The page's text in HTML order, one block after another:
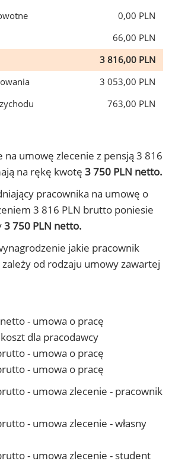
0,00 PLN
66,00 PLN
3 816,00 PLN
3 053,00 PLN
763,00 PLN
na umowę zlecenie z pensją 3 816
na rękę kwotę 3 750 PLN netto.
pracownika na umowę o
3 816 PLN brutto poniesie
3 750 PLN netto.
jakie pracownik
od rodzaju umowy zawartej
- umowa o pracę
dla pracodawcy
- umowa o pracę
- umowa o pracę
- umowa zlecenie - pracownik
- umowa zlecenie - własny
- umowa zlecenie - student